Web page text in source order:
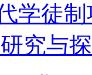
学徒
究与